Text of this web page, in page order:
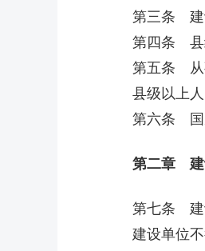
第三条 建设
第四条 县级
第五条 从事
县级以上人民
第六条 国家
第二章 建设
第七条 建设
建设单位不